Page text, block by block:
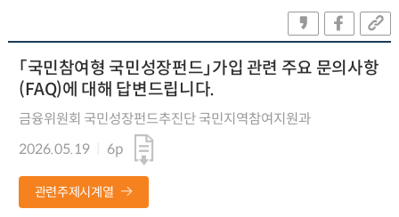
「국민참여형 국민성장펀드」가입 관련 주요 문의사항
(FAQ)에 대해 답변드립니다.
금융위원회 국민성장펀드추진단 국민지역참여지원과
2026.05.19
6p
관련주제시계열